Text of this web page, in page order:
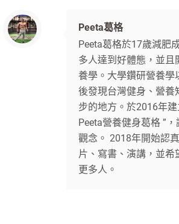
Peeta葛格
Peeta葛格於17歲減肥
多人達到好體態，並且
養學。大學鑽研營養學
後發現台灣健身、營養
步的地方。於2016年建
Peeta營養健身葛格 ”
觀念。 2018年開始認
片、寫書、演講，並希
更多人。